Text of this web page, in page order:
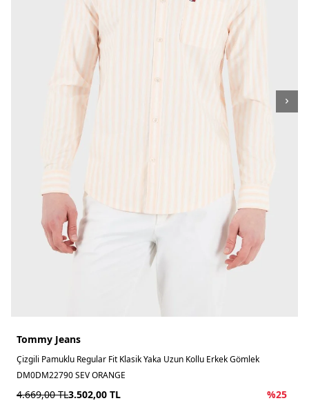
Tommy Jeans
Çizgili Pamuklu Regular Fit Klasik Yaka Uzun Kollu Erkek Gömlek
DM0DM22790 SEV ORANGE
4.669,00TL3.502,00 TL %25